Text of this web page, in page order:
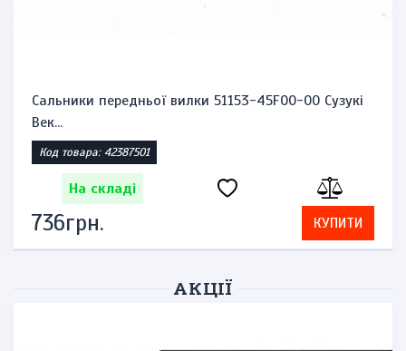
Датчик температури охолоджуючої рідини,
термосенсо...
Код товара: 1770040174
На складі
828грн. КУПИТИ
АКЦІЇ